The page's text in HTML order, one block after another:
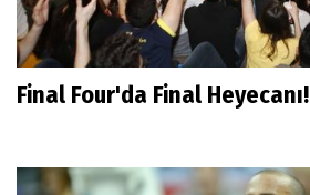
Final Four'da Final Heyecanı!